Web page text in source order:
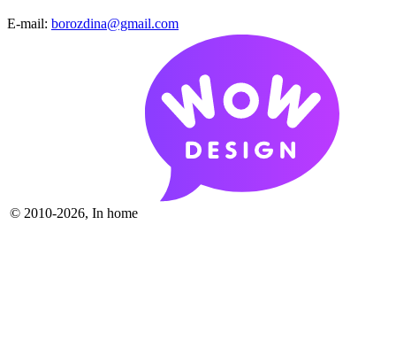
E-mail: borozdina@gmail.com
© 2010-2026, In home